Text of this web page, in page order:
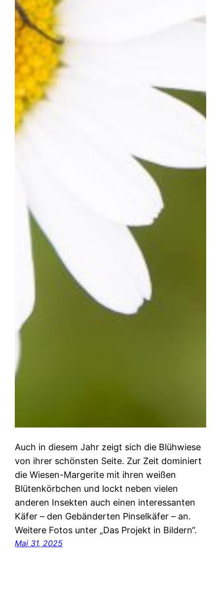
Auch in diesem Jahr zeigt sich die Blühwiese
von ihrer schönsten Seite. Zur Zeit dominiert
die Wiesen-Margerite mit ihren weißen
Blütenkörbchen und lockt neben vielen
anderen Insekten auch einen interessanten
Käfer – den Gebänderten Pinselkäfer – an.
Weitere Fotos unter „Das Projekt in Bildern“.
Mai 31, 2025